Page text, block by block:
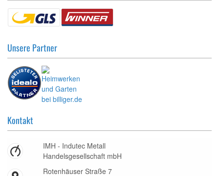
Unsere Partner
Kontakt
IMH - Indutec Metall
Handelsgesellschaft mbH
Rotenhäuser Straße 7